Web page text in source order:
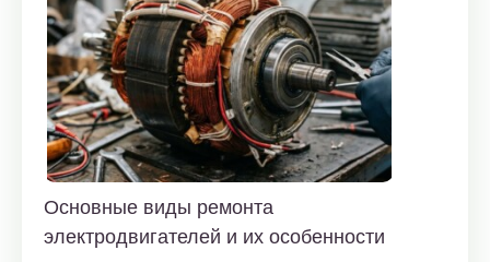
Основные виды ремонта
электродвигателей и их особенности